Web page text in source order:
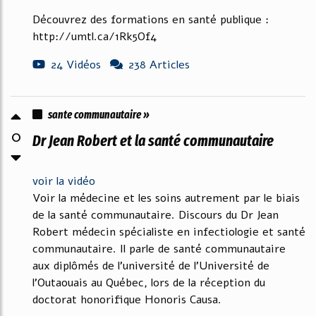
Découvrez des formations en santé publique :
http://umtl.ca/1Rk5Of4
24 Vidéos
238 Articles
0
sante communautaire »
Dr Jean Robert et la santé communautaire
voir la vidéo
Voir la médecine et les soins autrement par le biais
de la santé communautaire. Discours du Dr Jean
Robert médecin spécialiste en infectiologie et santé
communautaire. Il parle de santé communautaire
aux diplômés de l'université de l'Université de
l'Outaouais au Québec, lors de la réception du
doctorat honorifique Honoris Causa.